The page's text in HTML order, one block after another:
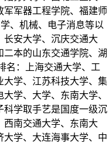
军军器工程学院、福建师
、机械、电子消息等以
长安大学、沉庆交通大
本的山东交通学院、湖
名：上海交通大学、工
大学、江苏科技大学、集
学、大学、东南大学、
科学取手艺是国度一级沉
西南交通大学、东南大
大学、大连海事大学、中